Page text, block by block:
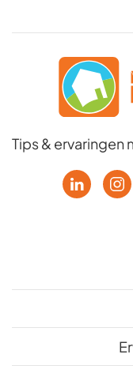
Tips & ervaringen